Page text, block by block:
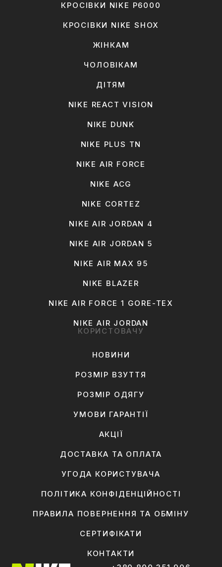
КРОСІВКИ NIKE P6000
КРОСІВКИ NIKE SHOX
ЖІНКАМ
ЧОЛОВІКАМ
ДІТЯМ
NIKE REACT VISION
NIKE DUNK
NIKE PLUS TN
NIKE AIR FORCE
NIKE ACG
NIKE CORTEZ
NIKE AIR JORDAN 4
NIKE AIR JORDAN 5
NIKE AIR MAX 95
NIKE BLAZER
NIKE AIR FORCE 1 GORE-TEX
NIKE AIR JORDAN
КОРИСТОВАЧУ
НОВИНИ
РОЗМІР ВЗУТТЯ
РОЗМІР ОДЯГУ
УМОВИ ГАРАНТІЇ
АКЦІЇ
ДОСТАВКА ТА ОПЛАТА
УГОДА КОРИСТУВАЧА
ПОЛІТИКА КОНФІДЕНЦІЙНОСТІ
ПРАВИЛА ПОВЕРНЕННЯ ТА ОБМІНУ
СЕРТИФІКАТИ
КОНТАКТИ